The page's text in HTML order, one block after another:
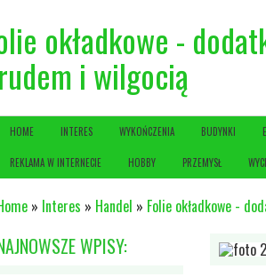
okładkowe -
i wilgocią
HOME INTERES WYKOŃCZENIA BUDYNKI
REKLAMA W INTERNECIE HOBBY PRZEMYSŁ
» Interes » Handel » Folie okładkowe -
WPISY: